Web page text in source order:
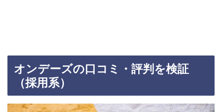
オンデーズの口コミ・評判を検証
（採用系）